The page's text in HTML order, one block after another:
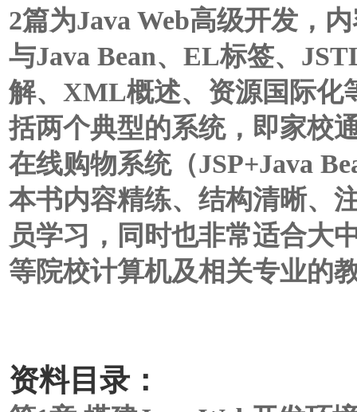
2篇为Java Web高级开发，
与Java Bean、EL标签、
解、XML概述、资源国际化
括两个典型的系统，即家校
在线购物系统（JSP+Java
本书内容精练、结构清晰、
员学习，同时也非常适合大
等院校计算机及相关专业的
资料目录：